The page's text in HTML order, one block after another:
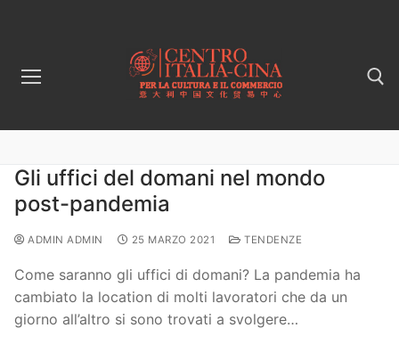
Gli uffici del domani nel mondo
post-pandemia
ADMIN ADMIN 25 MARZO 2021 TENDENZE
Come saranno gli uffici di domani? La pandemia ha
cambiato la location di molti lavoratori che da un
giorno all’altro si sono trovati a svolgere…